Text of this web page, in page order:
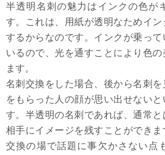
半透明名刺の魅力はインクの色が
す。これは、用紙が透明なためイ
するからなのです。インクが乗っ
いるので、光を通すことにより色の
ます。
名刺交換をした場合、後から名刺
をもらった人の顔が思い出せない
す。半透明の名刺であれば、通常と
相手にイメージを残すことができ
交換の場で話題に事欠かさない点